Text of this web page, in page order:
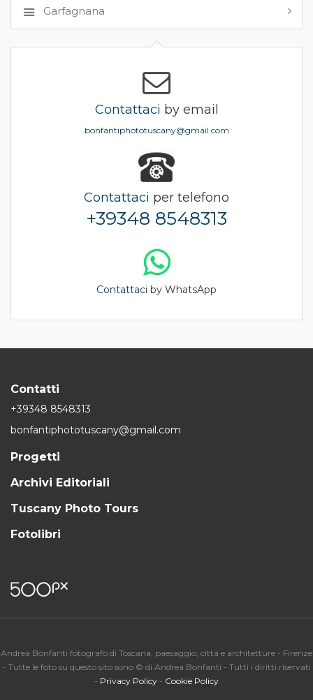
Garfagnana
Contattaci by email
bonfantiphototuscany@gmail.com
Contattaci per telefono
+39348 8548313
Contattaci by WhatsApp
Contatti
+39348 8548313
bonfantiphototuscany@gmail.com
Progetti
Archivi Editoriali
Tuscany Photo Tours
Fotolibri
Andrea Bonfanti fotografo di Toscana, paesaggio, città e architetture - Firenze
- Tutte le foto su questo sito sono © di Andrea Bonfanti - Tutti i diritti riservati
- Privacy Policy - Cookie Policy